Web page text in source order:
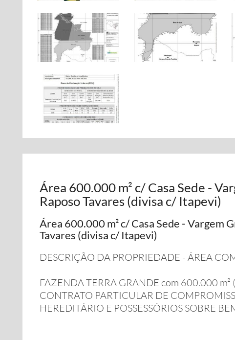
Área 600.000 m² c/ Casa Sede -
Raposo Tavares (divisa c/ Itapevi)
Área 600.000 m² c/ Casa Sede - Vargem
Tavares (divisa c/ Itapevi)
DESCRIÇÃO DA PROPRIEDADE - ÁREA
FAZENDA TERRA GRANDE com 600.000 m²
CONTRATO PARTICULAR DE
HEREDITÁRIO E POSSESSÓRIOS SOBRE